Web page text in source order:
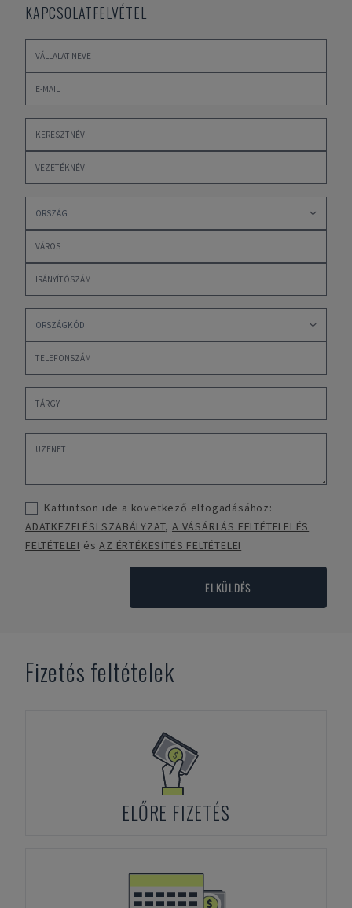
KAPCSOLATFELVÉTEL
Kattintson ide a következő elfogadásához:
ADATKEZELÉSI SZABÁLYZAT,A VÁSÁRLÁS FELTÉTELEI ÉS
FELTÉTELEI ésAZ ÉRTÉKESÍTÉS FELTÉTELEI
ELKÜLDÉS
Fizetés feltételek
ELŐRE FIZETÉS